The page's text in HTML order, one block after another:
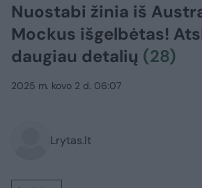
Nuostabi žinia iš
Mockus išgelbėtas!
daugiau detalių (28)
2025 m. kovo 2 d. 06:07
Lrytas.lt